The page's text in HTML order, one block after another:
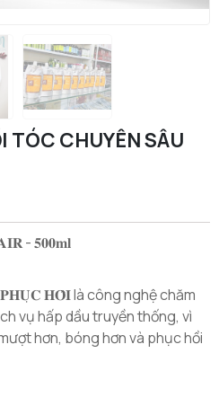
TÓC CHUYÊN SÂU
- 𝟓𝟎𝟎𝐦𝐥
𝐇𝐎̂̀𝐈 là công nghệ chăm
vụ hấp dầu truyền thống, vì
hơn, bóng hơn và phục hồi